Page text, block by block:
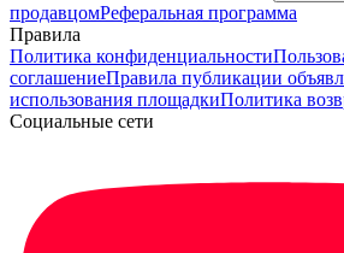
продавцомРеферальная программа
Правила
Политика конфиденциальности
соглашениеПравила публикации
использования площадкиПолитика
Социальные сети